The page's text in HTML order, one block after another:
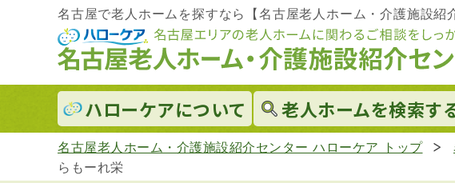
名古屋で老人ホームを探すなら【名古屋老人ホーム・介護施設紹
ハローケアについて 老人ホームを検索す
名古屋老人ホーム・介護施設紹介センター ハローケア トップ
らもーれ栄